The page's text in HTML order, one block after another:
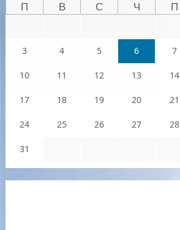
П В С Ч П
3 4 5 6 7
10 11 12 13 14
17 18 19 20 21
24 25 26 27 28
31